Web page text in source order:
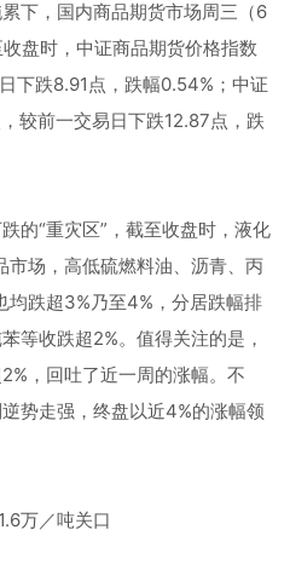
下，国内商品期货市场周三（6
盘时，中证商品期货价格指数
下跌8.91点，跌幅0.54%；中证
较前一交易日下跌12.87点，跌
的“重灾区”，截至收盘时，液化
市场，高低硫燃料油、沥青、丙
均跌超3%乃至4%，分居跌幅排
等收跌超2%。值得关注的是，
，回吐了近一周的涨幅。不
势走强，终盘以近4%的涨幅领
万／吨关口